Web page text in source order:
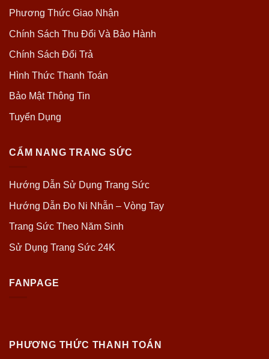
Phương Thức Giao Nhận
Chính Sách Thu Đổi Và Bảo Hành
Chính Sách Đổi Trả
Hình Thức Thanh Toán
Bảo Mật Thông Tin
Tuyển Dụng
CẨM NANG TRANG SỨC
Hướng Dẫn Sử Dụng Trang Sức
Hướng Dẫn Đo Ni Nhẫn – Vòng Tay
Trang Sức Theo Năm Sinh
Sử Dụng Trang Sức 24K
FANPAGE
PHƯƠNG THỨC THANH TOÁN